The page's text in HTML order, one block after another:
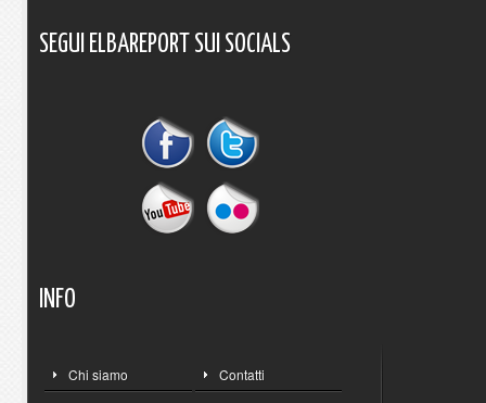
SEGUI ELBAREPORT SUI SOCIALS
INFO
Chi siamo Contatti